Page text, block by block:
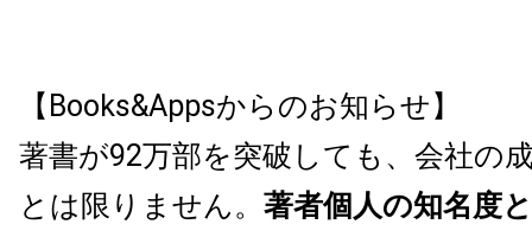
【Books&Appsからのお知らせ】
著書が92万部を突破しても、会社の
とは限りません。 著者個人の知名度